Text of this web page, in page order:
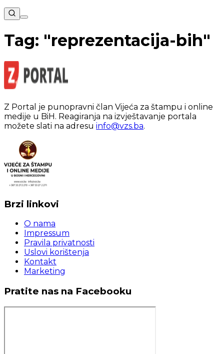
Tag: "reprezentacija-bih"
Z Portal je punopravni član Vijeća za štampu i online
medije u BiH. Reagiranja na izvještavanje portala
možete slati na adresu info@vzs.ba.
Brzi linkovi
O nama
Impressum
Pravila privatnosti
Uslovi korištenja
Kontakt
Marketing
Pratite nas na Facebooku